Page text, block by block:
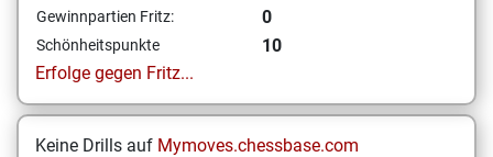
Gewinnpartien Fritz: 0
Schönheitspunkte
10
Erfolge gegen Fritz...
Keine Drills auf Mymoves.chessbase.com